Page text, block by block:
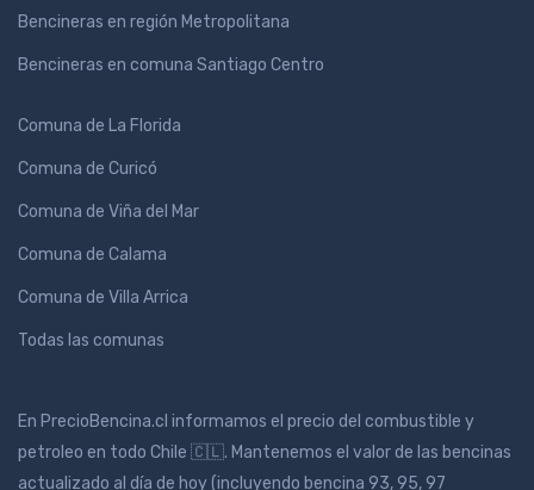
Bencineras en región Metropolitana
Bencineras en comuna Santiago Centro
Comuna de La Florida
Comuna de Curicó
Comuna de Viña del Mar
Comuna de Calama
Comuna de Villa Arrica
Todas las comunas
En PrecioBencina.cl informamos el precio del combustible y
petroleo en todo Chile 🇨🇱. Mantenemos el valor de las bencinas
actualizado al día de hoy (incluyendo bencina 93, 95, 97